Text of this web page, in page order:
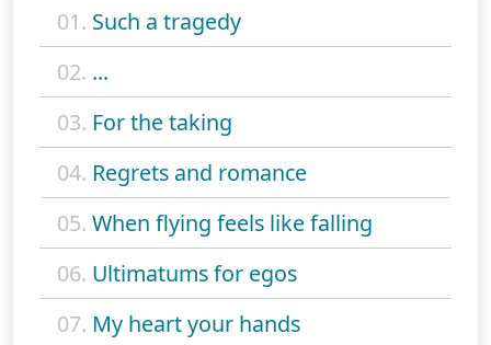
01. Such a tragedy
02. ...
03. For the taking
04. Regrets and romance
05. When flying feels like falling
06. Ultimatums for egos
07. My heart your hands